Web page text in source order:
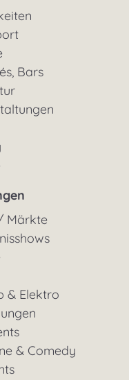
Bars
Märkte
& Elektro
& Comedy